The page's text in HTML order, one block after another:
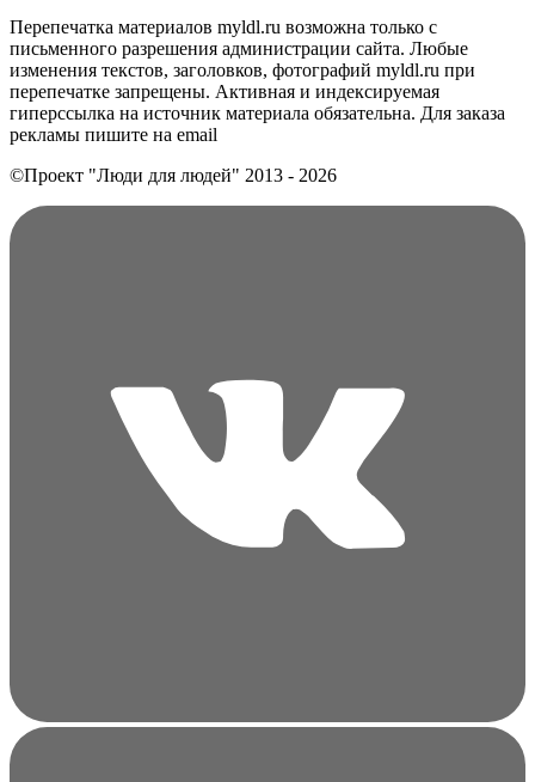
Перепечатка материалов myldl.ru возможна только с
письменного разрешения администрации сайта. Любые
изменения текстов, заголовков, фотографий myldl.ru при
перепечатке запрещены. Активная и индексируемая
гиперссылка на источник материала обязательна. Для заказа
рекламы пишите на еmail
©Проект "Люди для людей" 2013 - 2026